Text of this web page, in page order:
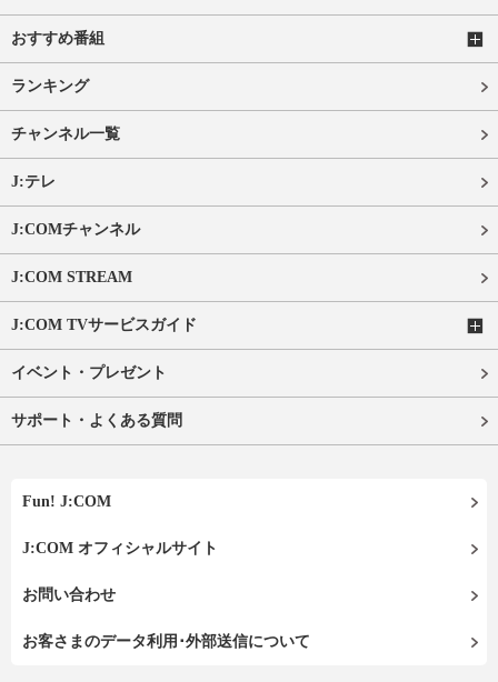
おすすめ番組
ランキング
チャンネル一覧
J:テレ
J:COMチャンネル
J:COM STREAM
J:COM TVサービスガイド
イベント・プレゼント
サポート・よくある質問
Fun! J:COM
J:COM オフィシャルサイト
お問い合わせ
お客さまのデータ利用･外部送信について